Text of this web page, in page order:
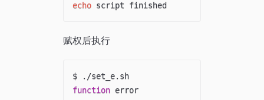
echo
赋权后执行
function
error